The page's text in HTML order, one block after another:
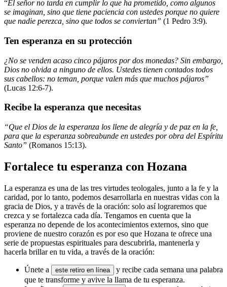
“El señor no tarda en cumplir lo que ha prometido, como algunos
se imaginan, sino que tiene paciencia con ustedes porque no quiere
que nadie perezca, sino que todos se conviertan” (1 Pedro 3:9).
Ten esperanza en su protección
¿No se venden acaso cinco pájaros por dos monedas? Sin embargo,
Dios no olvida a ninguno de ellos. Ustedes tienen contados todos
sus cabellos: no teman, porque valen más que muchos pájaros”
(Lucas 12:6-7).
Recibe la esperanza que necesitas
“Que el Dios de la esperanza los llene de alegría y de paz en la fe,
para que la esperanza sobreabunde en ustedes por obra del Espíritu
Santo” (Romanos 15:13).
Fortalece tu esperanza con Hozana
La esperanza es una de las tres virtudes teologales, junto a la fe y la
caridad, por lo tanto, podemos desarrollarla en nuestras vidas con la
gracia de Dios, y a través de la oración: solo así lograremos que
crezca y se fortalezca cada día. Tengamos en cuenta que la
esperanza no depende de los acontecimientos externos, sino que
proviene de nuestro corazón es por eso que Hozana te ofrece una
serie de propuestas espirituales para descubrirla, mantenerla y
hacerla brillar en tu vida, a través de la oración:
Únete a este retiro en línea
y recibe cada semana una palabra
que te transforme y avive la llama de tu esperanza.